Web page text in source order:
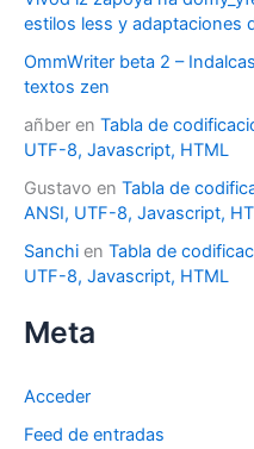
estilos less y adaptaciones
OmmWriter beta 2 –
textos zen
añber en Tabla de
UTF-8, Javascript, HTML
Gustavo en Tabla de
ANSI, UTF-8, Javascript,
Sanchi en Tabla de
UTF-8, Javascript, HTML
Meta
Acceder
Feed de entradas